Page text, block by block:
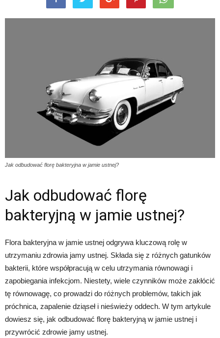
Jak odbudować florę bakteryjna w jamie ustnej?
Jak odbudować florę
bakteryjną w jamie ustnej?
Flora bakteryjna w jamie ustnej odgrywa kluczową rolę w
utrzymaniu zdrowia jamy ustnej. Składa się z różnych gatunków
bakterii, które współpracują w celu utrzymania równowagi i
zapobiegania infekcjom. Niestety, wiele czynników może zakłócić
tę równowagę, co prowadzi do różnych problemów, takich jak
próchnica, zapalenie dziąseł i nieświeży oddech. W tym artykule
dowiesz się, jak odbudować florę bakteryjną w jamie ustnej i
przywrócić zdrowie jamy ustnej.